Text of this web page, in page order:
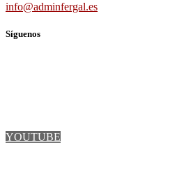
info@adminfergal.es
Síguenos
YOUTUBE